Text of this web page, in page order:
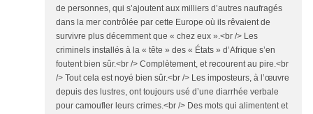
de personnes, qui s’ajoutent aux milliers d’autres naufragés
dans la mer contrôlée par cette Europe où ils rêvaient de
survivre plus décemment que « chez eux ».<br /> Les
criminels installés à la « tête » des « États » d’Afrique s’en
foutent bien sûr.<br /> Complètement, et recourent au pire.<br
/> Tout cela est noyé bien sûr.<br /> Les imposteurs, à l’œuvre
depuis des lustres, ont toujours usé d’une diarrhée verbale
pour camoufler leurs crimes.<br /> Des mots qui alimentent et